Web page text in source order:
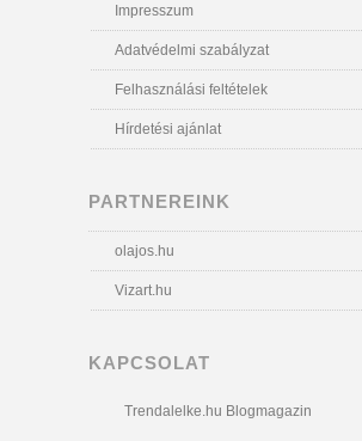
Impresszum
Adatvédelmi szabályzat
Felhasználási feltételek
Hírdetési ajánlat
PARTNEREINK
olajos.hu
Vizart.hu
KAPCSOLAT
Trendalelke.hu Blogmagazin